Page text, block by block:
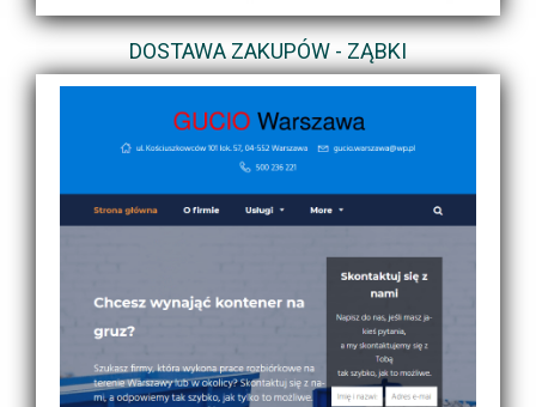
DOSTAWA ZAKUPÓW - ZĄBKI